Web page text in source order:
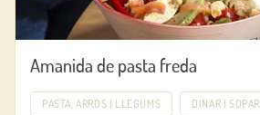
Amanida de pasta freda
PASTA, ARRÒS I LLEGUMS DINAR I SOPAR